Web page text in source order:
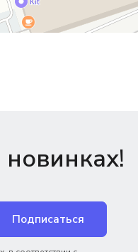
Подписаться